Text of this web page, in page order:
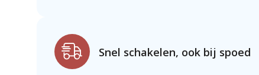
Snel schakelen, ook bij spoed